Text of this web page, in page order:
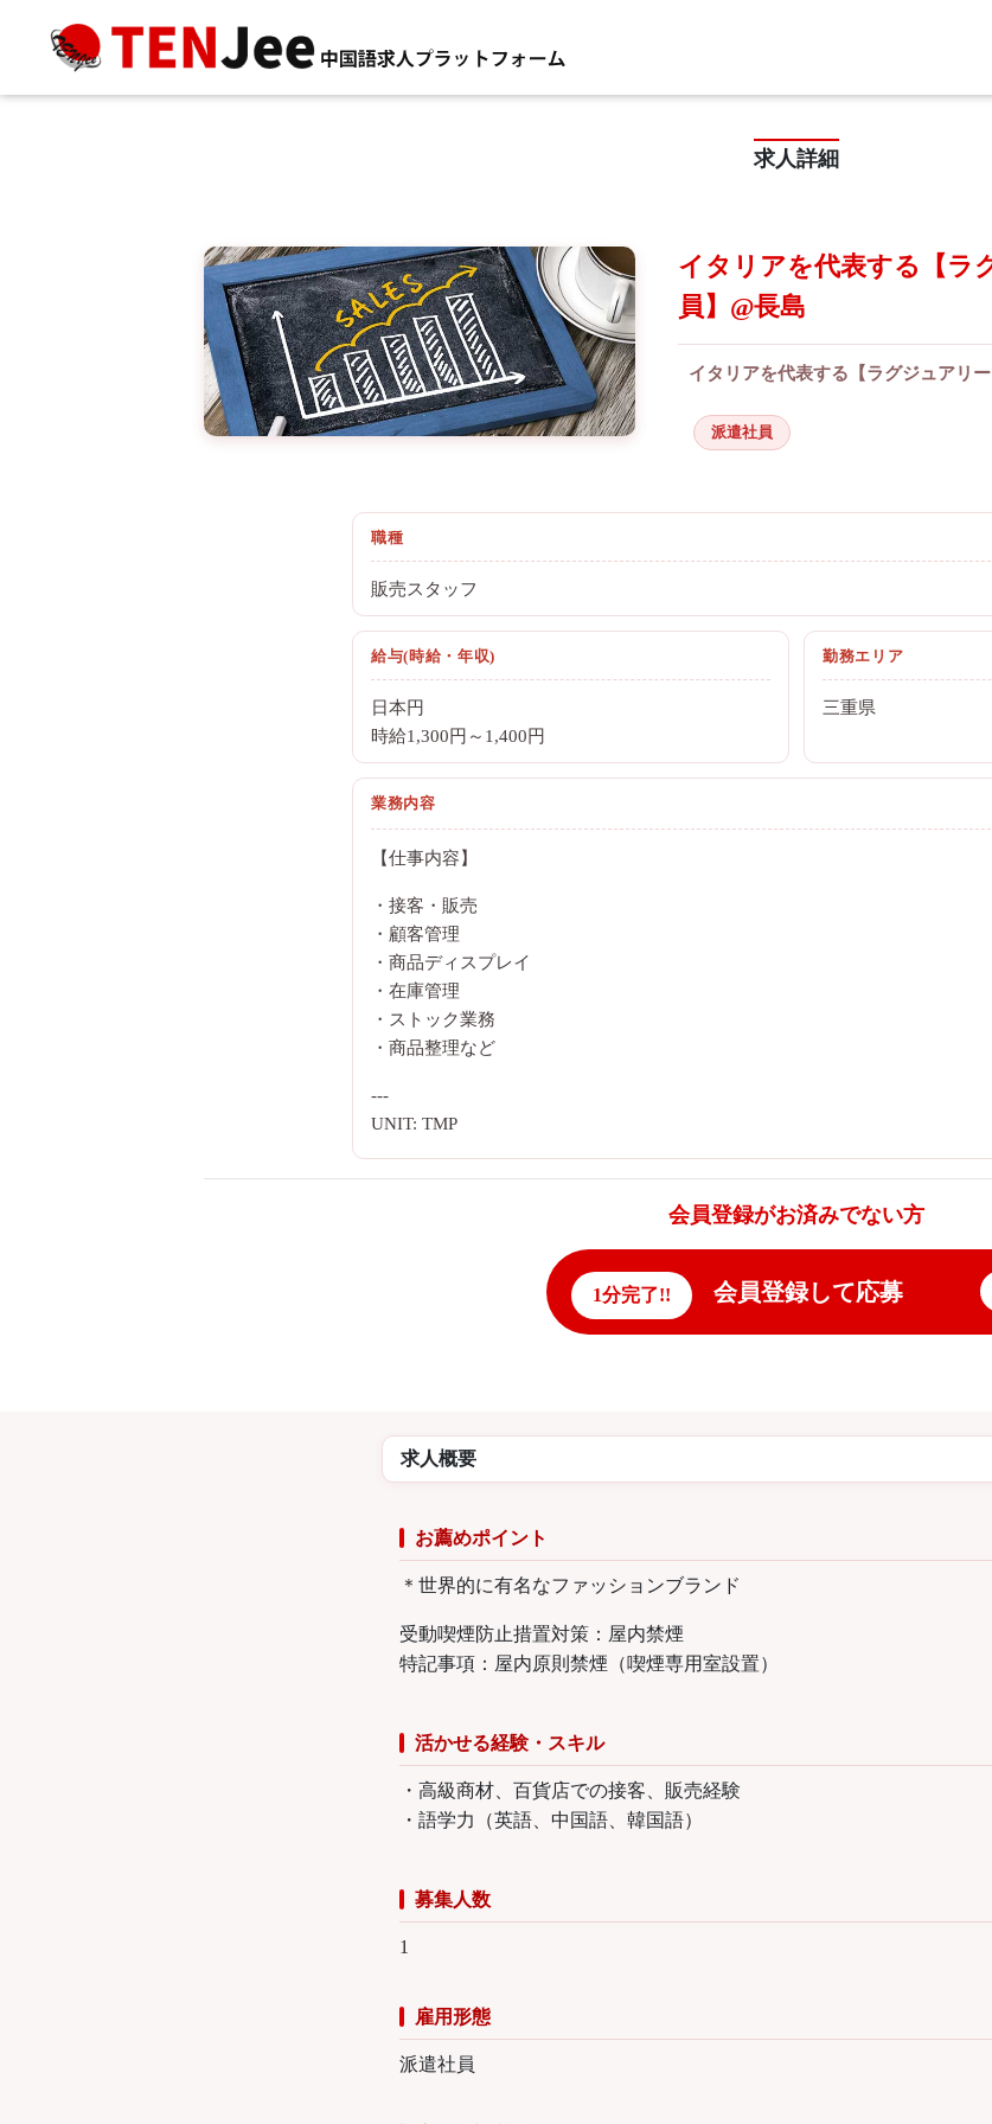
求人詳細
イタリアを代表する【ラ
員】@長島
イタリアを代表する【ラグジュアリ
派遣社員
職種
販売スタッフ
給与(時給・年収)
日本円
時給1,300円～1,400円
勤務エリア
三重県
業務内容
【仕事内容】
・接客・販売
・顧客管理
・商品ディスプレイ
・在庫管理
・ストック業務
・商品整理など
---
UNIT: TMP
会員登録がお済みでない方
1分完了!! 会員登録して応募
求人概要
お薦めポイント
＊世界的に有名なファッションブランド
受動喫煙防止措置対策：屋内禁煙
特記事項：屋内原則禁煙（喫煙専用室設置）
活かせる経験・スキル
・高級商材、百貨店での接客、販売経験
・語学力（英語、中国語、韓国語）
募集人数
1
雇用形態
派遣社員